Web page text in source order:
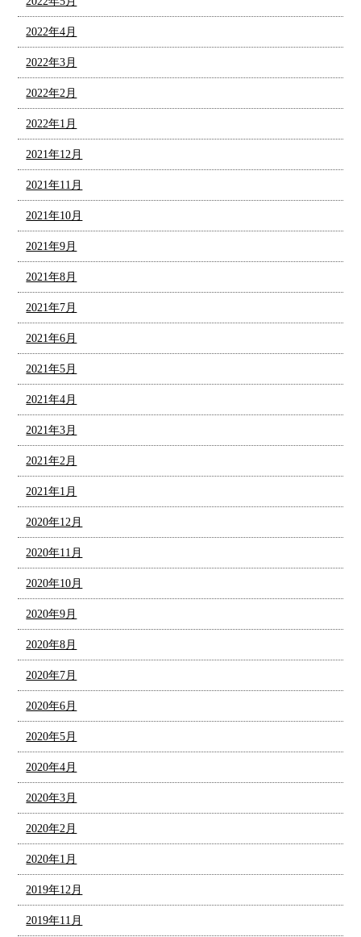
2022年4月
2022年3月
2022年2月
2022年1月
2021年12月
2021年11月
2021年10月
2021年9月
2021年8月
2021年7月
2021年6月
2021年5月
2021年4月
2021年3月
2021年2月
2021年1月
2020年12月
2020年11月
2020年10月
2020年9月
2020年8月
2020年7月
2020年6月
2020年5月
2020年4月
2020年3月
2020年2月
2020年1月
2019年12月
2019年11月